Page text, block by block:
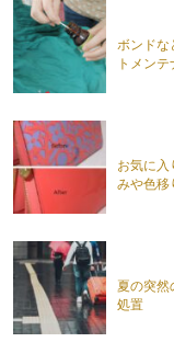
ボンドな
トメンテ
お気に入
みや色移
夏の突然
処置